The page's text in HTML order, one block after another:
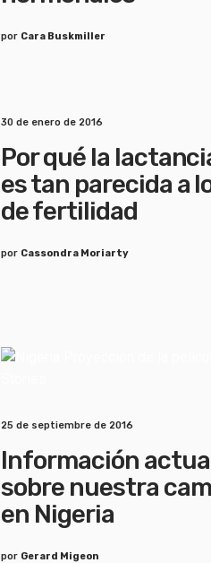
por Cara Buskmiller
30 de enero de 2016
Por qué la
es tan parecida a
de fertilidad
por Cassondra Moriarty
25 de septiembre de 2016
Información
sobre nuestra
en Nigeria
por Gerard Migeon